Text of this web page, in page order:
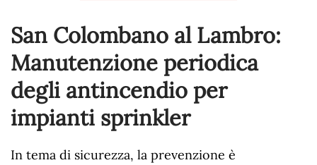
San Colombano al Lambro:
Manutenzione periodica
degli antincendio per
impianti sprinkler
In tema di sicurezza, la prevenzione è